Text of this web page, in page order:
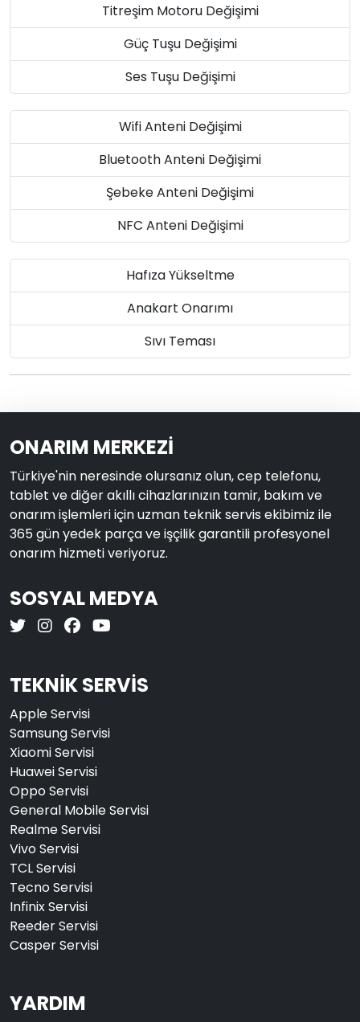
Titreşim Motoru Değişimi
Güç Tuşu Değişimi
Ses Tuşu Değişimi
Wifi Anteni Değişimi
Bluetooth Anteni Değişimi
Şebeke Anteni Değişimi
NFC Anteni Değişimi
Hafıza Yükseltme
Anakart Onarımı
Sıvı Teması
ONARIM MERKEZİ
Türkiye'nin neresinde olursanız olun, cep telefonu,
tablet ve diğer akıllı cihazlarınızın tamir, bakım ve
onarım işlemleri için uzman teknik servis ekibimiz ile
365 gün yedek parça ve işçilik garantili profesyonel
onarım hizmeti veriyoruz.
SOSYAL MEDYA
TEKNİK SERVİS
Apple Servisi
Samsung Servisi
Xiaomi Servisi
Huawei Servisi
Oppo Servisi
General Mobile Servisi
Realme Servisi
Vivo Servisi
TCL Servisi
Tecno Servisi
Infinix Servisi
Reeder Servisi
Casper Servisi
YARDIM